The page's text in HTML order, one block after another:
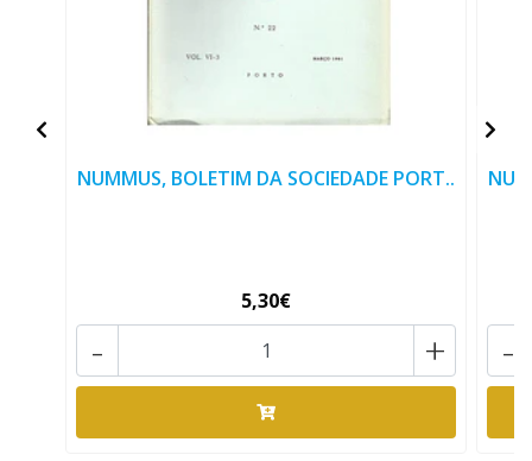
NUMMUS, BOLETIM DA SOCIEDADE PORT..
5,30€
+
- -